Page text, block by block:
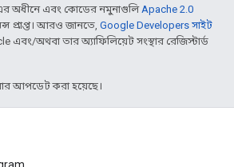
অধীনে এবং কোডের নমুনাগুলি Apache 2.0
প্রাপ্ত। আরও জানতে, Google Developers সাইট
এবং/অথবা তার অ্যাফিলিয়েট সংস্থার রেজিস্টার্ড
আপডেট করা হয়েছে।